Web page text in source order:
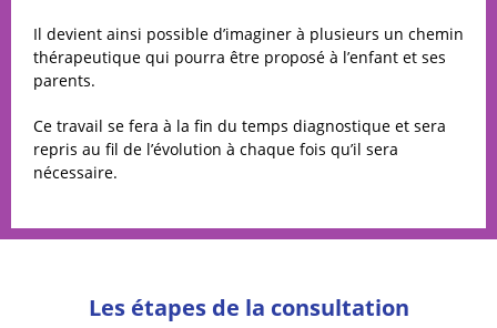
Il devient ainsi possible d’imaginer à plusieurs un chemin
thérapeutique qui pourra être proposé à l’enfant et ses
parents.
Ce travail se fera à la fin du temps diagnostique et sera
repris au fil de l’évolution à chaque fois qu’il sera
nécessaire.
Les étapes de la consultation